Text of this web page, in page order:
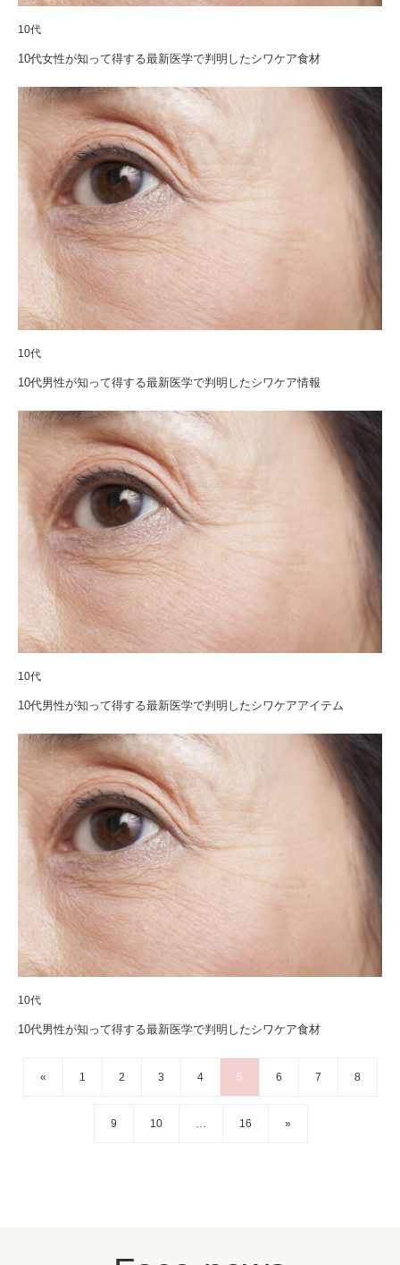
10代
10代女性が知って得する最新医学で判明したシワケア食材
10代
10代男性が知って得する最新医学で判明したシワケア情報
10代
10代男性が知って得する最新医学で判明したシワケアアイテム
10代
10代男性が知って得する最新医学で判明したシワケア食材
« 1 2 3 4 5 6 7 8
9 10 … 16 »